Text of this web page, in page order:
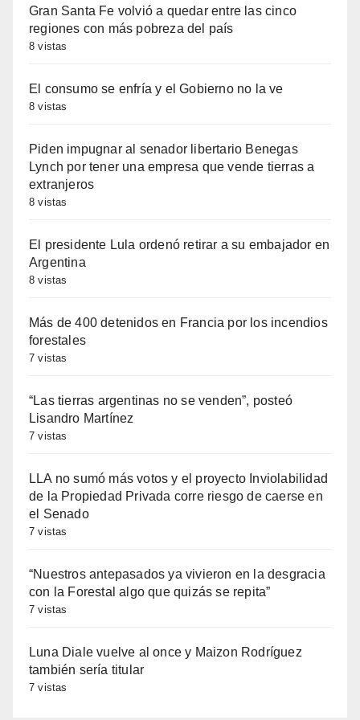
Gran Santa Fe volvió a quedar entre las cinco
regiones con más pobreza del país
8 vistas
El consumo se enfría y el Gobierno no la ve
8 vistas
Piden impugnar al senador libertario Benegas
Lynch por tener una empresa que vende tierras a
extranjeros
8 vistas
El presidente Lula ordenó retirar a su embajador en
Argentina
8 vistas
Más de 400 detenidos en Francia por los incendios
forestales
7 vistas
“Las tierras argentinas no se venden”, posteó
Lisandro Martínez
7 vistas
LLA no sumó más votos y el proyecto Inviolabilidad
de la Propiedad Privada corre riesgo de caerse en
el Senado
7 vistas
“Nuestros antepasados ya vivieron en la desgracia
con la Forestal algo que quizás se repita”
7 vistas
Luna Diale vuelve al once y Maizon Rodríguez
también sería titular
7 vistas